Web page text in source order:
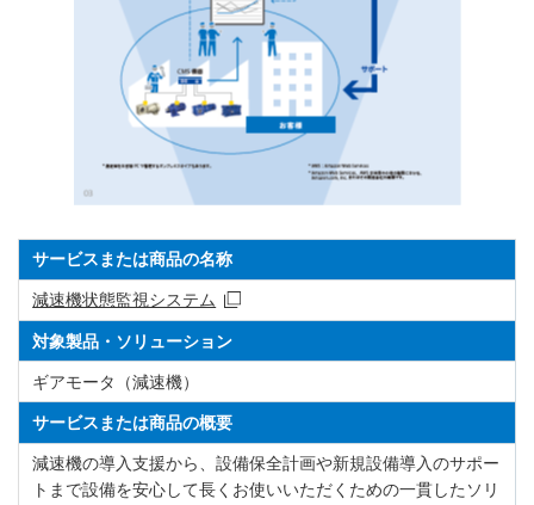
サービスまたは商品の名称
減速機状態監視システム
対象製品・ソリューション
ギアモータ（減速機）
サービスまたは商品の概要
減速機の導入支援から、設備保全計画や新規設備導入のサポー
トまで設備を安心して長くお使いいただくための一貫したソリ